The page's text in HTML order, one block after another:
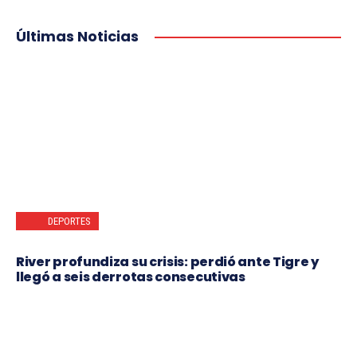
Últimas Noticias
DEPORTES
River profundiza su crisis: perdió ante Tigre y
llegó a seis derrotas consecutivas